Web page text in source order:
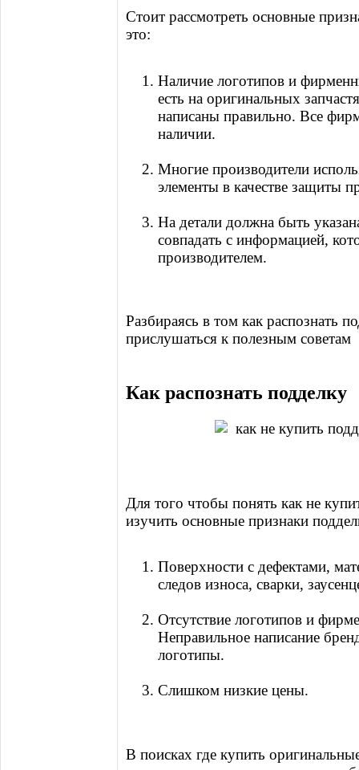
Стоит рассмотреть основные
это:
Наличие логотипов и
есть на оригинальных
написаны правильно. Все
наличии.
Многие производители
элементы в качестве защиты
На детали должна быть
совпадать с информацией,
производителем.
Разбираясь в том как распознать
прислушаться к полезным советам
Как распознать подделку
Для того чтобы понять как не
изучить основные признаки
Поверхности с дефектами,
следов износа, сварки,
Отсутствие логотипов и
Неправильное написание
логотипы.
Слишком низкие цены.
В поисках где купить